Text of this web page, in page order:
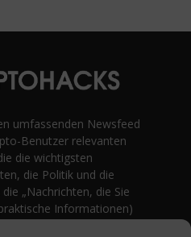
umfassenden Newsfeed
Benutzer relevanten
die wichtigsten
die Politik und die
„Nachrichten, die Sie
Informationen)